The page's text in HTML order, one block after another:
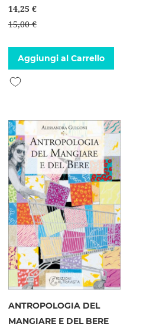
14,25 €
15,00 €
Aggiungi al Carrello
Aggiungi alla lista desideri
ANTROPOLOGIA DEL
MANGIARE E DEL BERE